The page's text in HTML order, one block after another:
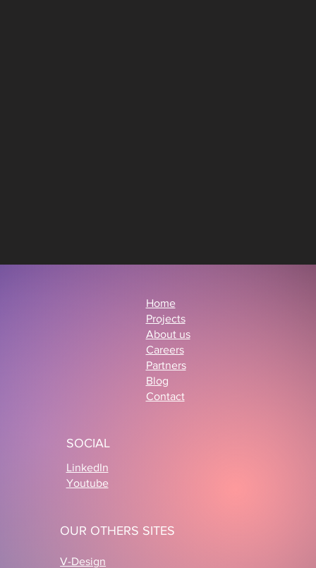
Home
Projects
About us
Careers
Partners
Blog
Contact
SOCIAL
LinkedIn
Youtube
OUR OTHERS SITES
V-Design